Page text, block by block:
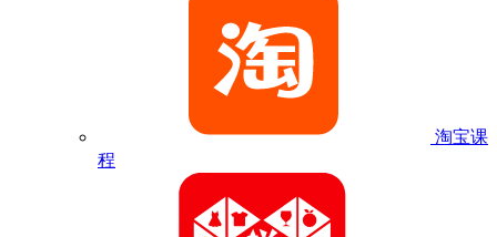
淘宝课
程